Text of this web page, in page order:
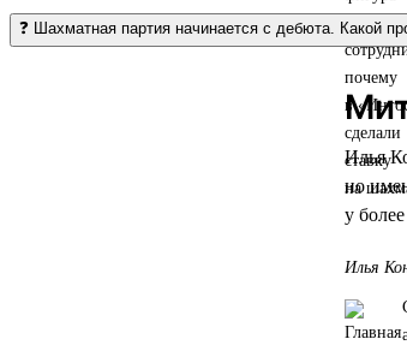
❓ Шахматная партия начинается с дебюта. Какой
Илья
но
у
Илья